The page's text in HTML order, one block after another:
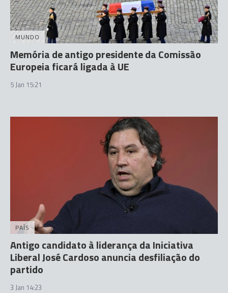
MUNDO
Memória de antigo presidente da Comissão
Europeia ficará ligada à UE
5 Jan 15:21
PAÍS
Antigo candidato à liderança da Iniciativa
Liberal José Cardoso anuncia desfiliação do
partido
3 Jan 14:23